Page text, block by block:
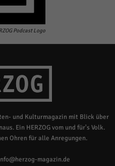
Podcast Logo
und Kulturmagazin mit Blick über
Ein HERZOG vom und für's Volk.
Ohren für alle Anregungen.
magazin.de